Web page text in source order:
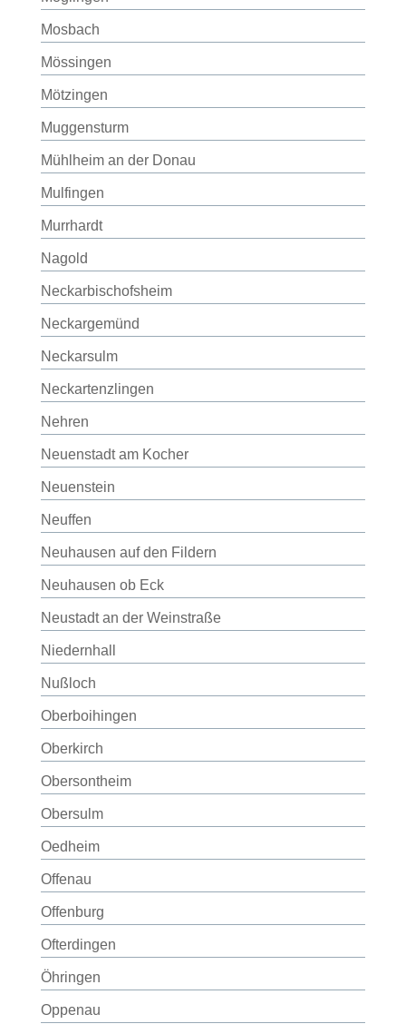
Mosbach
Mössingen
Mötzingen
Muggensturm
Mühlheim an der Donau
Mulfingen
Murrhardt
Nagold
Neckarbischofsheim
Neckargemünd
Neckarsulm
Neckartenzlingen
Nehren
Neuenstadt am Kocher
Neuenstein
Neuffen
Neuhausen auf den Fildern
Neuhausen ob Eck
Neustadt an der Weinstraße
Niedernhall
Nußloch
Oberboihingen
Oberkirch
Obersontheim
Obersulm
Oedheim
Offenau
Offenburg
Ofterdingen
Öhringen
Oppenau